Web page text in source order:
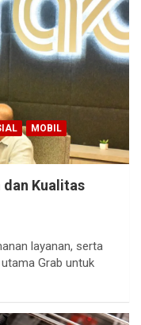
MOBIL
dan Kualitas
layanan, serta
Grab untuk